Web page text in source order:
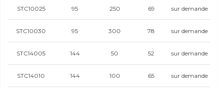
STC10025 95 250 69 sur demande
STC10030 95 300 78 sur demande
STC14005 144 50 52 sur demande
STC14010 144 100 65 sur demande